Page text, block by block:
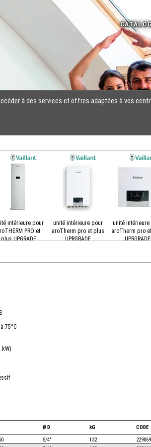
à des services et offres adaptées à vos
intérieure pour
PRO et
plus UPGRADE
unité intérieure pour
aroTherm pro et plus
UPRGRADE
unité intérieure
aroTherm pro
UPRGRADE